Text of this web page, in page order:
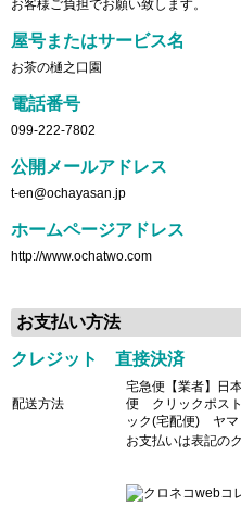
お客様ご負担でお願い致します。
屋号またはサービス名
お茶の樋之口園
電話番号
099-222-7802
公開メールアドレス
t-en@ochayasan.jp
ホームページアドレス
http://www.ochatwo.com
お支払い方法
クレジット 直接決済
配送方法
宅急便【業者】
便 クリックポス
ック(宅配便) ヤマ
お支払いは表記の